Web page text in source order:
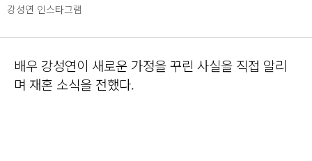
강성연 인스타그램
배우 강성연이 새로운 가정을 꾸린 사실을 직접 알리
며 재혼 소식을 전했다.